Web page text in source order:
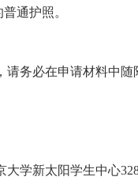
通护照。
务必在申请材料中
大学新太阳学生中心